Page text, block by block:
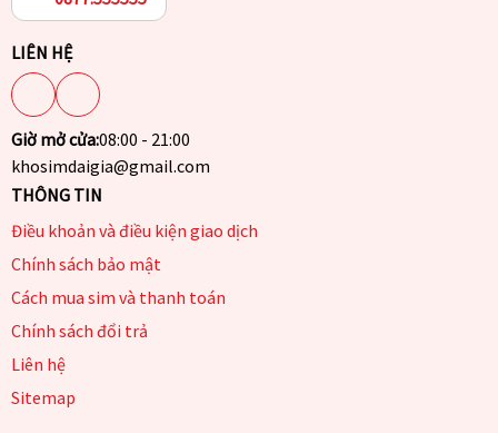
LIÊN HỆ
Giờ mở cửa:08:00 - 21:00
khosimdaigia@gmail.com
THÔNG TIN
Điều khoản và điều kiện giao dịch
Chính sách bảo mật
Cách mua sim và thanh toán
Chính sách đổi trả
Liên hệ
Sitemap